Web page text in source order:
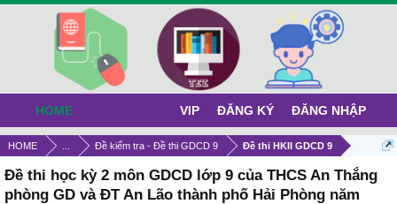
HOME Đề kiểm tra - Đề thi GDCD 9 Đề thi HKII GDCD 9
Đề thi học kỳ 2 môn GDCD lớp 9 của THCS An Thắng
phòng GD và ĐT An Lão thành phố Hải Phòng năm
HOME VIP ĐĂNG KÝ ĐĂNG NHẬP